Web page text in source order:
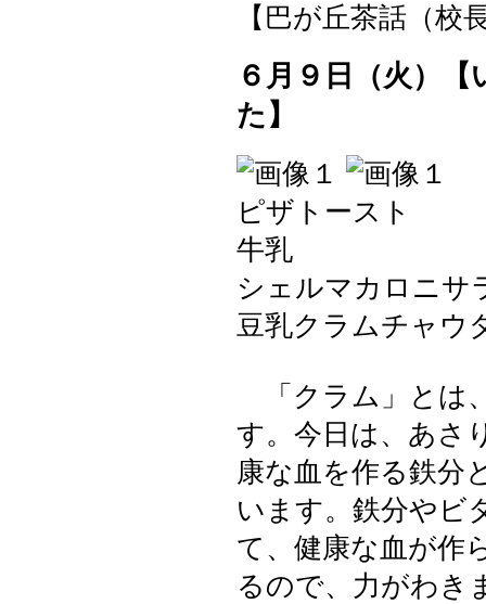
【巴が丘茶話（校
６月９日（火）
た】
ピザトースト
牛乳
シェルマカロニサ
豆乳クラムチャウ
「クラム」とは
す。今日は、あさ
康な血を作る鉄分
います。鉄分やビ
て、健康な血が作
るので、力がわき